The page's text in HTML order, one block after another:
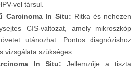
vel társul.
Carcinoma In Situ: Ritka és nehezen
CIS-változat, amely mikroszkóp
utánozhat. Pontos diagnózishoz
vizsgálata szükséges.
In Situ: Jellemzője a tiszta